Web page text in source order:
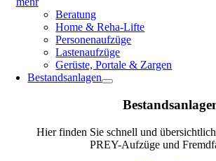
Beratung
Home & Reha-Lifte
Personenaufzüge
Lastenaufzüge
Gerüste, Portale & Zargen
Bestandsanlagen
Hier finden Sie schnell und
PREY-Aufzüge und